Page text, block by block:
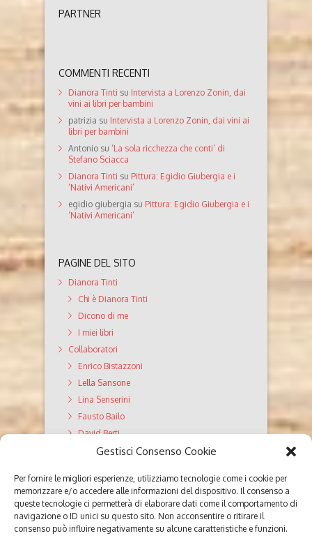
Gestisci Consenso Cookie
Per fornire le migliori esperienze, utilizziamo tecnologie come i cookie per
memorizzare e/o accedere alle informazioni del dispositivo. Il consenso a
queste tecnologie ci permetterà di elaborare dati come il comportamento di
navigazione o ID unici su questo sito. Non acconsentire o ritirare il
consenso può influire negativamente su alcune caratteristiche e funzioni.
PARTNER
COMMENTI RECENTI
Dianora Tinti su Intervista a Lorenzo Zonin, dai
vini ai libri per bambini
patrizia su Intervista a Lorenzo Zonin, dai vini ai
libri per bambini
Antonio su ‘La sola ricchezza che conti’ di
Stefano Sciacca
Dianora Tinti su Pittura: Egidio Giubergia e i
‘Nativi Americani’
egidio giubergia su Pittura: Egidio Giubergia e i
‘Nativi Americani’
PAGINE DEL SITO
Dianora Tinti
Chi è Dianora Tinti
Dicono di me
I miei libri
Collaboratori
Enrico Bistazzoni
Lella Sansone
Lina Senserini
Fausto Bailo
David Berti
GiroDiVite Servizi editoriali
Editing
Correzione di bozze
Ghostwriting
Poesie